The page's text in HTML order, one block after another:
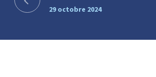
29 octobre 2024